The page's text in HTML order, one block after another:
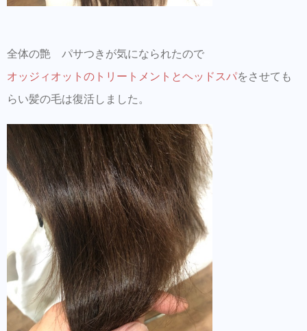
全体の艶 パサつきが気になられたので
オッジィオットのトリートメントとヘッドスパをさせても
らい髪の毛は復活しました。